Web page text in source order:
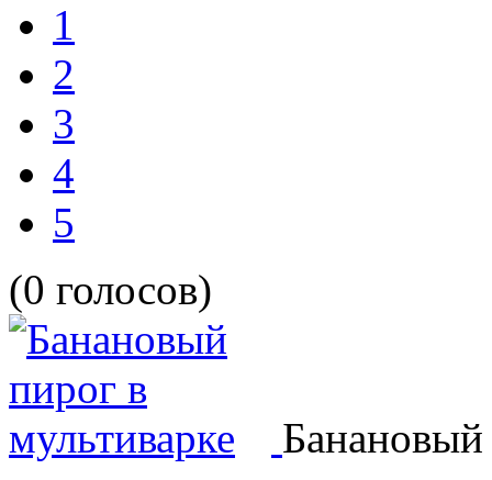
1
2
3
4
5
(0 голосов)
Банановый